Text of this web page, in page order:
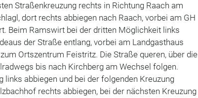
Straßenkreuzung rechts in Richtung Raach am
dort rechts abbiegen nach Raach, vorbei am GH
Beim Ramswirt bei der dritten Möglichkeit links
der Straße entlang, vorbei am Landgasthaus
Ortszentrum Feistritz. Die Straße queren, über die
bis nach Kirchberg am Wechsel folgen.
abbiegen und bei der folgenden Kreuzung
rechts abbiegen, bei der nächsten Kreuzung